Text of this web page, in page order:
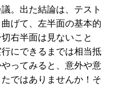
。出た結論は、テスト
げて、左半面の基本的
右半面は見ないこと
にできるまでは相当抵
ってみると、意外や意
ではありませんか！そ